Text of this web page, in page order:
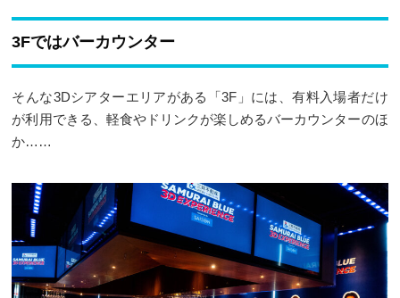
3Fではバーカウンター
そんな3Dシアターエリアがある「3F」には、有料入場者だけ
が利用できる、軽食やドリンクが楽しめるバーカウンターのほ
か……